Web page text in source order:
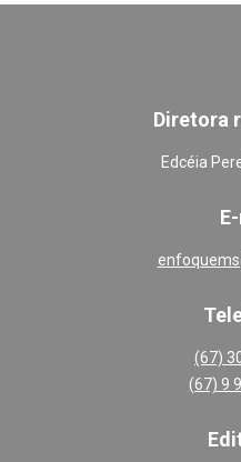
Diretora
Edcéia
(67)
(67) 9